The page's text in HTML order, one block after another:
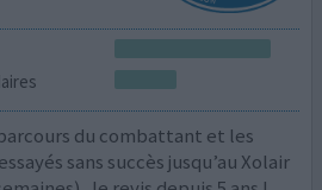
du combattant et les
sans succès jusqu’au Xolair